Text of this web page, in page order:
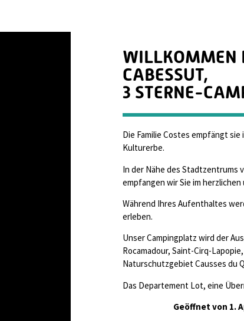
WILLKOMMEN
CABESSUT,
3 STERNE-
Die Familie Costes empfängt
Kulturerbe.
In der Nähe des Stadtzentrums
empfangen wir Sie im
Während Ihres Aufenthaltes
erleben.
Unser Campingplatz wird der
Rocamadour, Saint-Cirq-
Naturschutzgebiet Causses du
Das Departement Lot, eine
Geöffnet von 1.